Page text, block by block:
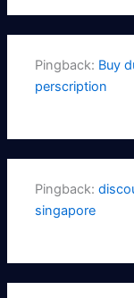
Pingback: Buy
perscription
Pingback:
singapore